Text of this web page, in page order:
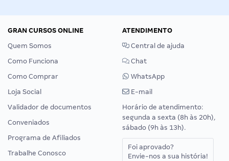
GRAN CURSOS ONLINE
Quem Somos
Como Funciona
Como Comprar
Loja Social
Validador de documentos
Conveniados
Programa de Afiliados
Trabalhe Conosco
ATENDIMENTO
Central de ajuda
Chat
WhatsApp
E-mail
Horário de atendimento:
segunda a sexta (8h às 20h),
sábado (9h às 13h).
Foi aprovado?
Envie-nos a sua história!